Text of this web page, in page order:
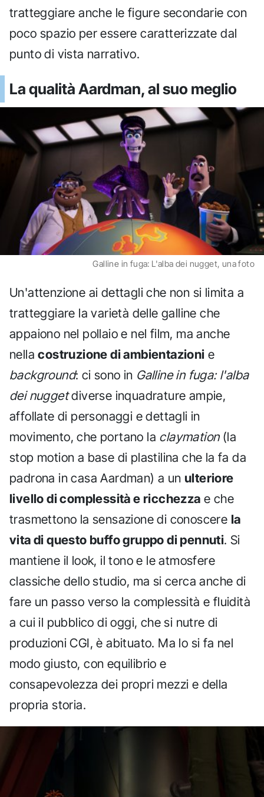
tratteggiare anche le figure secondarie con
poco spazio per essere caratterizzate dal
punto di vista narrativo.
La qualità Aardman, al suo meglio
Galline in fuga: L'alba dei nugget, una foto
Un'attenzione ai dettagli che non si limita a
tratteggiare la varietà delle galline che
appaiono nel pollaio e nel film, ma anche
nellacostruzione di ambientazioni e
background: ci sono in Galline in fuga: l'alba
dei nuggetdiverse inquadrature ampie,
affollate di personaggi e dettagli in
movimento, che portano la claymation(la
stop motion a base di plastilina che la fa da
padrona in casa Aardman) a un ulteriore
livello di complessità e ricchezza e che
trasmettono la sensazione di conoscere la
vita di questo buffo gruppo di pennuti. Si
mantiene il look, il tono e le atmosfere
classiche dello studio, ma si cerca anche di
fare un passo verso la complessità e fluidità
a cui il pubblico di oggi, che si nutre di
produzioni CGI, è abituato. Ma lo si fa nel
modo giusto, con equilibrio e
consapevolezza dei propri mezzi e della
propria storia.